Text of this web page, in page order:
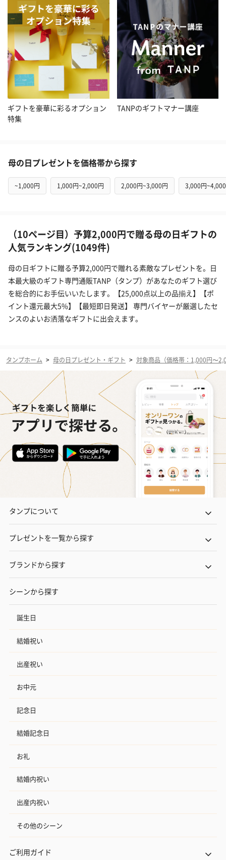
ギフトを豪華に彩るオプション
特集
TANPのギフトマナー講座
母の日プレゼントを価格帯から探す
~1,000円 1,000円~2,000円 2,000円~3,000円 3,000円
（10ページ目）予算2,000円で贈る母の日ギフトの
人気ランキング(1049件)
母の日ギフトに贈る予算2,000円で贈れる素敵なプレゼントを。日
本最大級のギフト専門通販TANP（タンプ）があなたのギフト選び
を総合的にお手伝いいたします。【25,000点以上の品揃え】【ポ
イント還元最大5%】【最短即日発送】 専門バイヤーが厳選したセ
ンスのよいお洒落なギフトに出会えます。
タンプホーム > 母の日プレゼント・ギフト > 対象商品（価格帯：1,000円〜
タンプについて
プレゼントを一覧から探す
ブランドから探す
シーンから探す
誕生日
結婚祝い
出産祝い
お中元
記念日
結婚記念日
お礼
結婚内祝い
出産内祝い
その他のシーン
ご利用ガイド